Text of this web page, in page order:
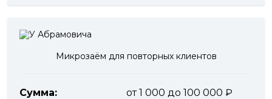
Микрозаём для повторных клиентов
Сумма:
от 1 000 до 100 000